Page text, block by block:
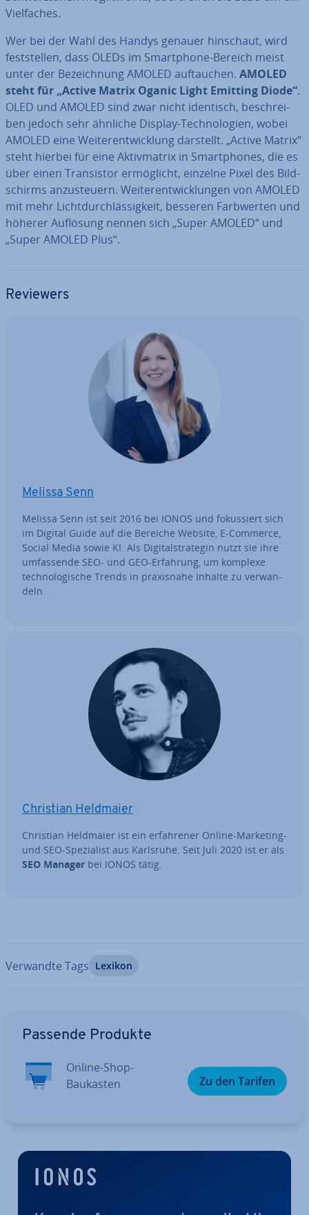
Viel­fa­ches.
Wer bei der Wahl des Handys genauer hinschaut, wird
fest­stel­len, dass OLEDs im Smart­phone-Bereich meist
unter der Be­zeich­nung AMOLED auf­tau­chen. AMOLED
steht für „Active Matrix Oganic Light Emitting Diode“.
OLED und AMOLED sind zwar nicht identisch, be­schrei­
ben jedoch sehr ähnliche Display-Tech­no­lo­gien, wobei
AMOLED eine Wei­ter­ent­wick­lung darstellt. „Active Matrix“
steht hierbei für eine Ak­tiv­ma­trix in Smart­phones, die es
über einen Tran­sis­tor er­mög­licht, einzelne Pixel des Bild­
schirms an­zu­steu­ern. Wei­ter­ent­wick­lun­gen von AMOLED
mit mehr Licht­durch­läs­sig­keit, besseren Farb­wer­ten und
höherer Auflösung nennen sich „Super AMOLED“ und
„Super AMOLED Plus“.
Reviewers
Melissa Senn
Melissa Senn ist seit 2016 bei IONOS und fo­kus­siert sich
im Digital Guide auf die Bereiche Website, E-Commerce,
Social Media sowie KI. Als Di­gi­tal­stra­te­gin nutzt sie ihre
um­fas­sen­de SEO- und GEO-Erfahrung, um komplexe
tech­no­lo­gi­sche Trends in pra­xis­na­he Inhalte zu ver­wan­
deln.
Christian Heldmaier
Christian Heldmaier ist ein er­fah­re­ner Online-Marketing-
und SEO-Spe­zia­list aus Karlsruhe. Seit Juli 2020 ist er als
SEO Manager bei IONOS tätig.
Verwandte Tags Lexikon
Passende Produkte
Online-Shop-
Baukasten
Zu den Tarifen